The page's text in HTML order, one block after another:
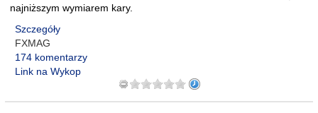
najniższym wymiarem kary.
Szczegóły
FXMAG
174 komentarzy
Link na Wykop